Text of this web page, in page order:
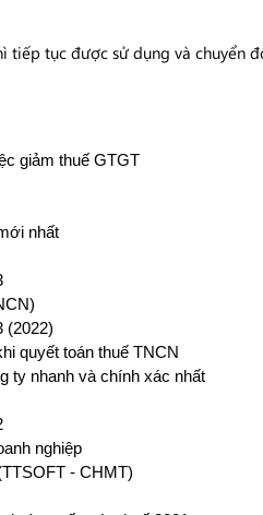
tục được sử dụng và chuyển
giảm thuế GTGT
nhất
(2022)
quyết toán thuế TNCN
ty nhanh và chính xác nhất
nghiệp
- CHMT)